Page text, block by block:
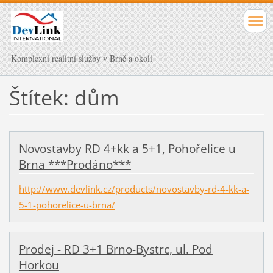
Komplexní realitní služby v Brně a okolí
Štítek: dům
Novostavby RD 4+kk a 5+1, Pohořelice u
Brna ***Prodáno***
http://www.devlink.cz/products/novostavby-rd-4-kk-a-
5-1-pohorelice-u-brna/
Prodej - RD 3+1 Brno-Bystrc, ul. Pod
Horkou